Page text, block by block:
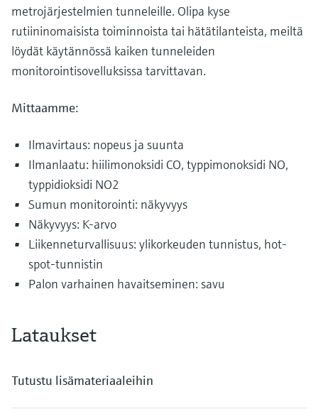
metrojärjestelmien tunneleille. Olipa kyse
rutiininomaisista toiminnoista tai hätätilanteista, meiltä
löydät käytännössä kaiken tunneleiden
monitorointisovelluksissa tarvittavan.
Mittaamme:
Ilmavirtaus: nopeus ja suunta
Ilmanlaatu: hiilimonoksidi CO, typpimonoksidi NO,
typpidioksidi NO2
Sumun monitorointi: näkyvyys
Näkyvyys: K-arvo
Liikenneturvallisuus: ylikorkeuden tunnistus, hot-
spot-tunnistin
Palon varhainen havaitseminen: savu
Lataukset
Tutustu lisämateriaaleihin